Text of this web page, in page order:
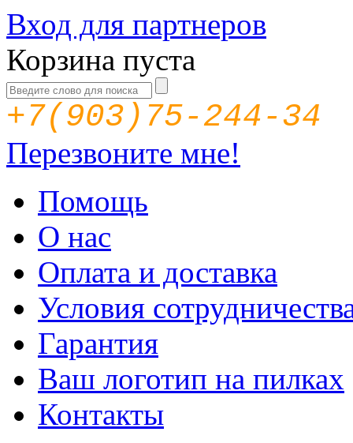
Вход для партнеров
Корзина пуста
+7(903)75-244-34
Перезвоните мне!
Помощь
О нас
Оплата и доставка
Условия
Гарантия
Ваш логотип на пилках
Контакты